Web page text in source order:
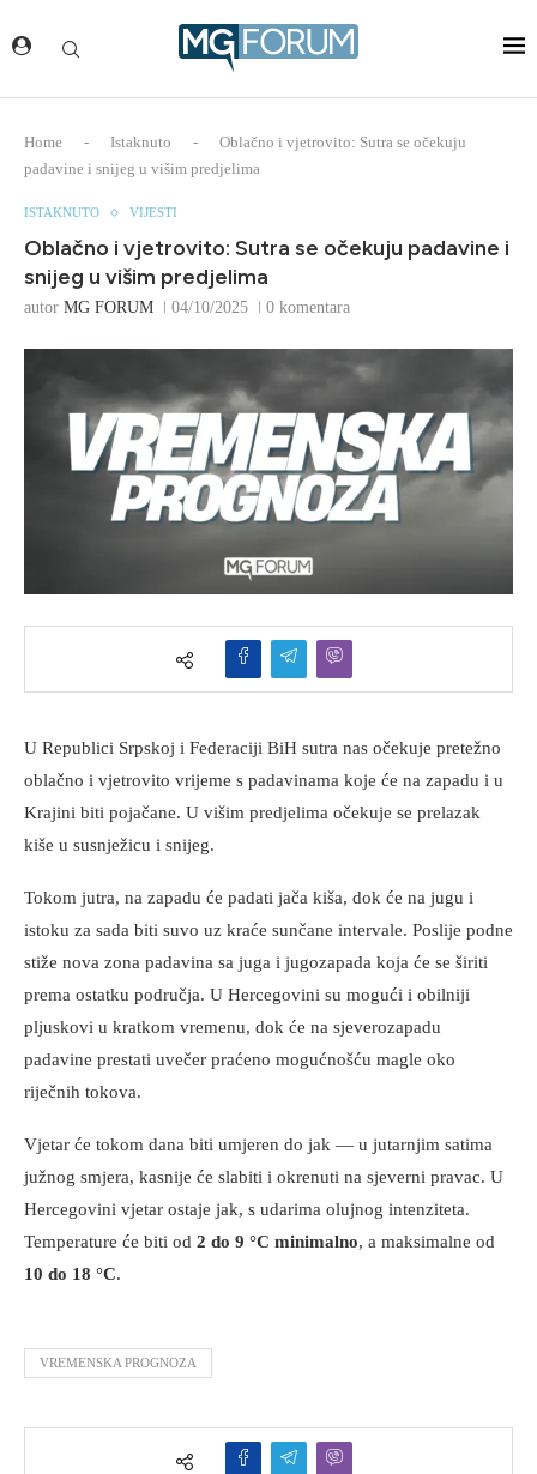
Home - Istaknuto -
Oblačno i vjetrovito: Sutra se očekuju
padavine i snijeg u višim predjelima
ISTAKNUTO VIJESTI
Oblačno i vjetrovito: Sutra se očekuju padavine i
snijeg u višim predjelima
autor MG FORUM 04/10/2025 0 komentara
U Republici Srpskoj i Federaciji BiH sutra nas očekuje pretežno
oblačno i vjetrovito vrijeme s padavinama koje će na zapadu i u
Krajini biti pojačane. U višim predjelima očekuje se prelazak
kiše u susnježicu i snijeg.
Tokom jutra, na zapadu će padati jača kiša, dok će na jugu i
istoku za sada biti suvo uz kraće sunčane intervale. Poslije podne
stiže nova zona padavina sa juga i jugozapada koja će se širiti
prema ostatku područja. U Hercegovini su mogući i obilniji
pljuskovi u kratkom vremenu, dok će na sjeverozapadu
padavine prestati uvečer praćeno mogućnošću magle oko
riječnih tokova.
Vjetar će tokom dana biti umjeren do jak — u jutarnjim satima
južnog smjera, kasnije će slabiti i okrenuti na sjeverni pravac. U
Hercegovini vjetar ostaje jak, s udarima olujnog intenziteta.
Temperature će biti od 2 do 9 °C minimalno, a maksimalne od
10 do 18 °C.
VREMENSKA PROGNOZA